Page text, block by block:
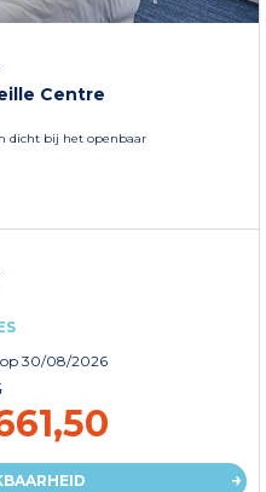
Centre
dicht bij het openbaar
op 30/08/2026